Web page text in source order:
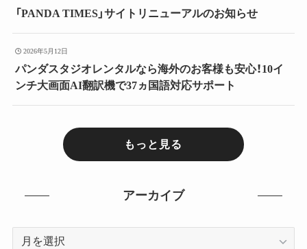
「PANDA TIMES」サイトリニューアルのお知らせ
2026年5月12日
パンダスタジオレンタルなら海外のお客様も安心！10イ
ンチ大画面AI翻訳機で37ヵ国語対応サポート
もっと見る
アーカイブ